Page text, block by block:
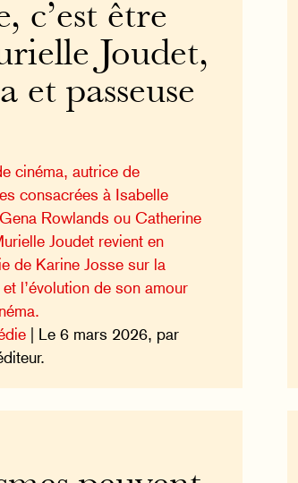
c’est être
Joudet,
et passeuse
cinéma, autrice de
consacrées à Isabelle
Rowlands ou Catherine
Joudet revient en
de Karine Josse sur la
l’évolution de son amour
| Le 6 mars 2026, par